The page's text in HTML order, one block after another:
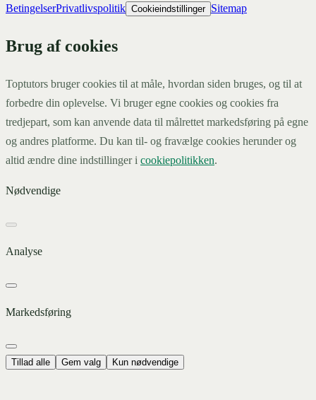
BetingelserPrivatlivspolitik Cookieindstillinger Sitemap
Brug af cookies
Toptutors bruger cookies til at måle, hvordan siden bruges, og til at
forbedre din oplevelse. Vi bruger egne cookies og cookies fra
tredjepart, som kan anvende data til målrettet markedsføring på egne
og andres platforme. Du kan til- og fravælge cookies herunder og
altid ændre dine indstillinger i cookiepolitikken.
Nødvendige
Analyse
Markedsføring
Tillad alle Gem valg Kun nødvendige